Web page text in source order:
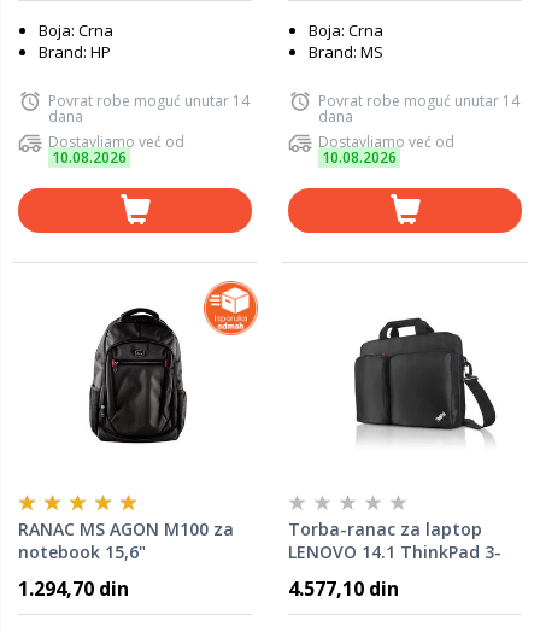
Boja: Crna
Brand: HP
Povrat robe moguć unutar 14
dana
Dostavljamo već od
10.08.2026
Boja: Crna
Brand: MS
Povrat robe moguć unutar 14
dana
Dostavljamo već od
10.08.2026
RANAC MS AGON M100 za
notebook 15,6"
1.294,70 din
Torba-ranac za laptop
LENOVO 14.1 ThinkPad 3-
4.577,10 din